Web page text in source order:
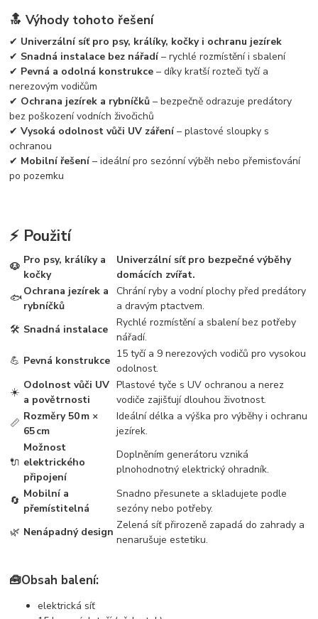
🔝 Výhody tohoto řešení
✔ Univerzální síť pro psy, králíky, kočky i ochranu jezírek
✔ Snadná instalace bez nářadí– rychlé rozmístění i sbalení
✔ Pevná a odolná konstrukce – díky kratší rozteči tyčí a
nerezovým vodičům
✔ Ochrana jezírek a rybníčků – bezpečně odrazuje predátory
bez poškození vodních živočichů
✔Vysoká odolnost vůči UV záření– plastové sloupky s
ochranou
✔ Mobilní řešení– ideální pro sezónní výběh nebo přemisťování
po pozemku
⚡ Použití
🐶
Pro psy, králíky a
kočky
Univerzální síť pro bezpečné výběhy
domácích zvířat.
🐟
Ochrana jezírek a
rybníčků
Chrání ryby a vodní plochy před predátory
a dravým ptactvem.
🛠️ Snadná instalace
Rychlé rozmístění a sbalení bez potřeby
nářadí.
💪 Pevná konstrukce
15 tyčí a 9 nerezových vodičů pro vysokou
odolnost.
☀️
Odolnost vůči UV
a povětrnosti
Plastové tyče s UV ochranou a nerez
vodiče zajišťují dlouhou životnost.
📏
Rozměry 50 m ×
65 cm
Ideální délka a výška pro výběhy i ochranu
jezírek.
🔌
Možnost
elektrického
připojení
Doplněním generátoru vzniká
plnohodnotný elektrický ohradník.
🔄
Mobilní a
přemístitelná
Snadno přesunete a skladujete podle
sezóny nebo potřeby.
🌿 Nenápadný design
Zelená síť přirozeně zapadá do zahrady a
nenarušuje estetiku.
🧰Obsah balení:
elektrická síť